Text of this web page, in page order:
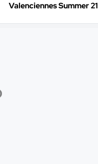
Valenciennes Summer 21